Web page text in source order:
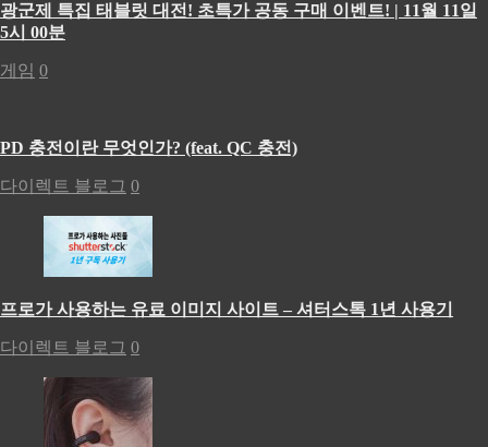
광군제 특집 태블릿 대전! 초특가 공동 구매 이벤트! | 11월 11일
5시 00분
게임 0
PD 충전이란 무엇인가? (feat. QC 충전)
다이렉트 블로그 0
프로가 사용하는 유료 이미지 사이트 – 셔터스톡 1년 사용기
다이렉트 블로그 0